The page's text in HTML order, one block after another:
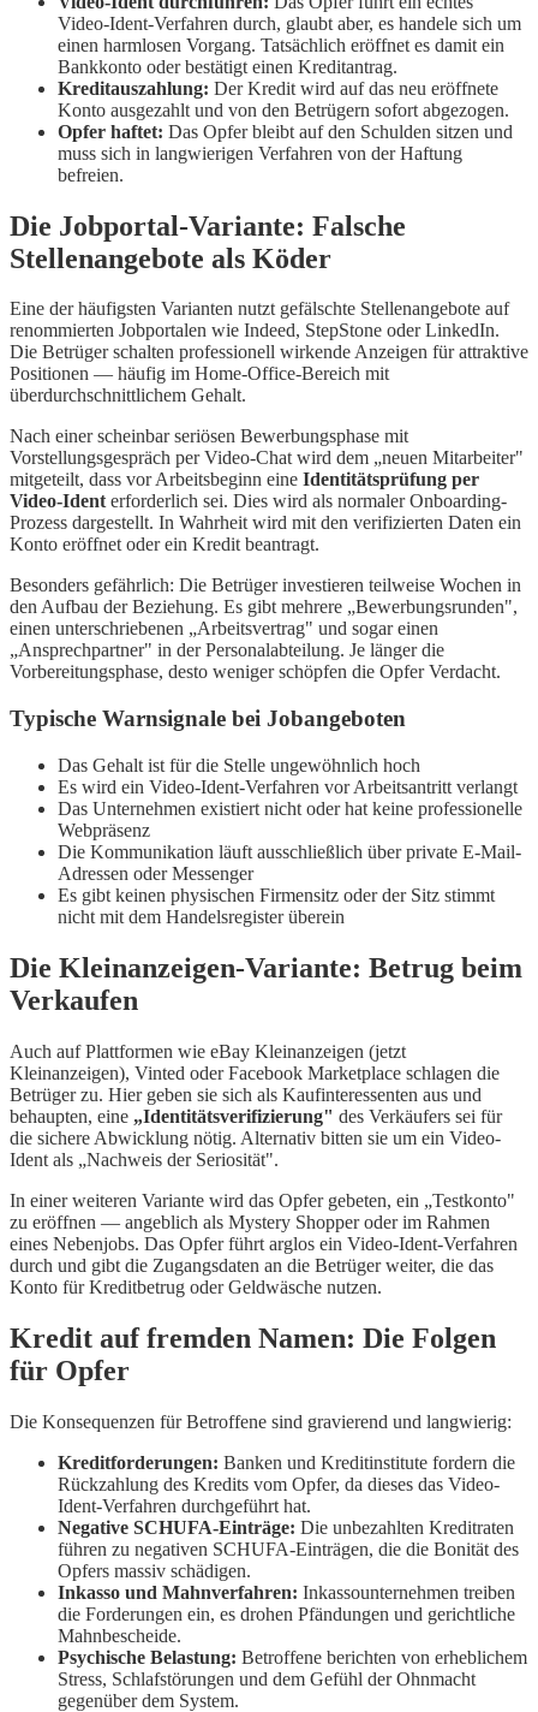
Video-Ident-Verfahren durch, glaubt aber, es handele sich um
einen harmlosen Vorgang. Tatsächlich eröffnet es damit ein
Bankkonto oder bestätigt einen Kreditantrag.
Kreditauszahlung: Der Kredit wird auf das neu eröffnete
Konto ausgezahlt und von den Betrügern sofort abgezogen.
Opfer haftet: Das Opfer bleibt auf den Schulden sitzen und
muss sich in langwierigen Verfahren von der Haftung
befreien.
Die Jobportal-Variante: Falsche
Stellenangebote als Köder
Eine der häufigsten Varianten nutzt gefälschte Stellenangebote auf
renommierten Jobportalen wie Indeed, StepStone oder LinkedIn.
Die Betrüger schalten professionell wirkende Anzeigen für attraktive
Positionen — häufig im Home-Office-Bereich mit
überdurchschnittlichem Gehalt.
Nach einer scheinbar seriösen Bewerbungsphase mit
Vorstellungsgespräch per Video-Chat wird dem „neuen Mitarbeiter"
mitgeteilt, dass vor Arbeitsbeginn eine Identitätsprüfung per
Video-Identerforderlich sei. Dies wird als normaler Onboarding-
Prozess dargestellt. In Wahrheit wird mit den verifizierten Daten ein
Konto eröffnet oder ein Kredit beantragt.
Besonders gefährlich: Die Betrüger investieren teilweise Wochen in
den Aufbau der Beziehung. Es gibt mehrere „Bewerbungsrunden",
einen unterschriebenen „Arbeitsvertrag" und sogar einen
„Ansprechpartner" in der Personalabteilung. Je länger die
Vorbereitungsphase, desto weniger schöpfen die Opfer Verdacht.
Typische Warnsignale bei Jobangeboten
Das Gehalt ist für die Stelle ungewöhnlich hoch
Es wird ein Video-Ident-Verfahren vor Arbeitsantritt verlangt
Das Unternehmen existiert nicht oder hat keine professionelle
Webpräsenz
Die Kommunikation läuft ausschließlich über private E-Mail-
Adressen oder Messenger
Es gibt keinen physischen Firmensitz oder der Sitz stimmt
nicht mit dem Handelsregister überein
Die Kleinanzeigen-Variante: Betrug beim
Verkaufen
Auch auf Plattformen wie eBay Kleinanzeigen (jetzt
Kleinanzeigen), Vinted oder Facebook Marketplace schlagen die
Betrüger zu. Hier geben sie sich als Kaufinteressenten aus und
behaupten, eine „Identitätsverifizierung" des Verkäufers sei für
die sichere Abwicklung nötig. Alternativ bitten sie um ein Video-
Ident als „Nachweis der Seriosität".
In einer weiteren Variante wird das Opfer gebeten, ein „Testkonto"
zu eröffnen — angeblich als Mystery Shopper oder im Rahmen
eines Nebenjobs. Das Opfer führt arglos ein Video-Ident-Verfahren
durch und gibt die Zugangsdaten an die Betrüger weiter, die das
Konto für Kreditbetrug oder Geldwäsche nutzen.
Kredit auf fremden Namen: Die Folgen
für Opfer
Die Konsequenzen für Betroffene sind gravierend und langwierig:
Kreditforderungen: Banken und Kreditinstitute fordern die
Rückzahlung des Kredits vom Opfer, da dieses das Video-
Ident-Verfahren durchgeführt hat.
Negative SCHUFA-Einträge: Die unbezahlten Kreditraten
führen zu negativen SCHUFA-Einträgen, die die Bonität des
Opfers massiv schädigen.
Inkasso und Mahnverfahren: Inkassounternehmen treiben
die Forderungen ein, es drohen Pfändungen und gerichtliche
Mahnbescheide.
Psychische Belastung: Betroffene berichten von erheblichem
Stress, Schlafstörungen und dem Gefühl der Ohnmacht
gegenüber dem System.